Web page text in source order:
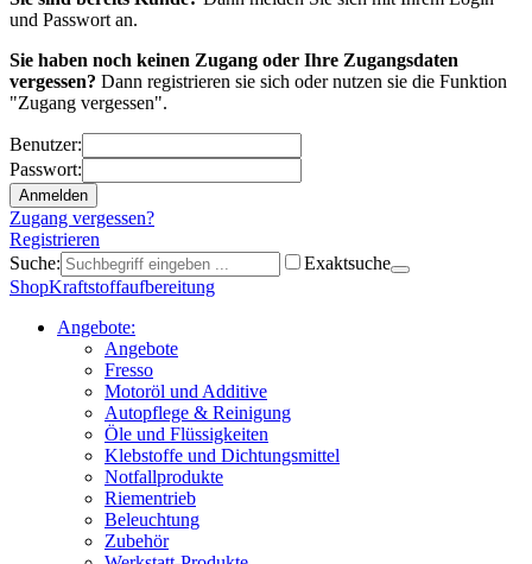
und Passwort an.
Sie haben noch keinen Zugang oder Ihre Zugangsdaten
vergessen? Dann registrieren sie sich oder nutzen sie die Funktion
"Zugang vergessen".
Benutzer:
Passwort:
Zugang vergessen?
Registrieren
Suche:
Exaktsuche
ShopKraftstoffaufbereitung
Angebote:
Angebote
Fresso
Motoröl und Additive
Autopflege & Reinigung
Öle und Flüssigkeiten
Klebstoffe und Dichtungsmittel
Notfallprodukte
Riementrieb
Beleuchtung
Zubehör